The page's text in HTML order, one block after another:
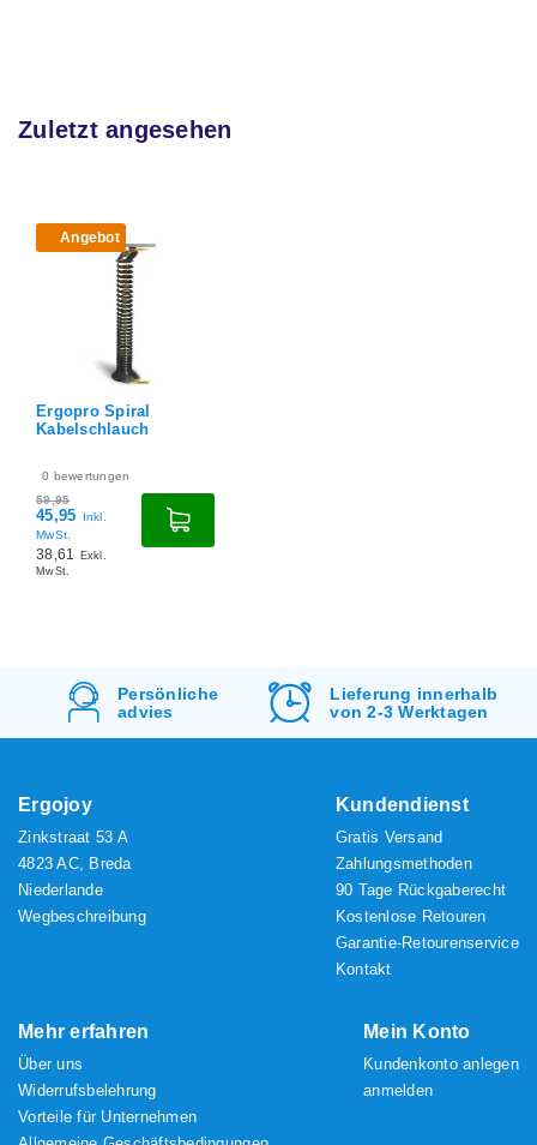
Zuletzt angesehen
Angebot
Ergopro Spiral
Kabelschlauch
0 bewertungen
59,95
45,95
Inkl.
MwSt.
38,61
Exkl.
MwSt.
Persönliche
advies
Lieferung innerhalb
von 2-3 Werktagen
Ergojoy
Zinkstraat 53 A
4823 AC, Breda
Niederlande
Wegbeschreibung
Kundendienst
Gratis Versand
Zahlungsmethoden
90 Tage Rückgaberecht
Kostenlose Retouren
Garantie-Retourenservice
Kontakt
Mehr erfahren
Über uns
Widerrufsbelehrung
Vorteile für Unternehmen
Mein Konto
Kundenkonto anlegen
anmelden